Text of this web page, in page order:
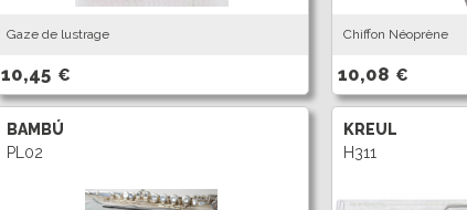
Gaze de lustrage
10,45 €
Chiffon Néoprène
10,08 €
BAMBÚ
PL02
KREUL
H311